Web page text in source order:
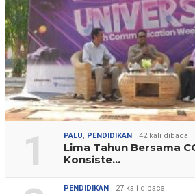
1 PALU, PENDIDIKAN 42 kali dibaca
Lima Tahun Bersama
Konsiste…
PENDIDIKAN 27 kali dibaca